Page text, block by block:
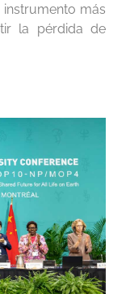
más
la pérdida de